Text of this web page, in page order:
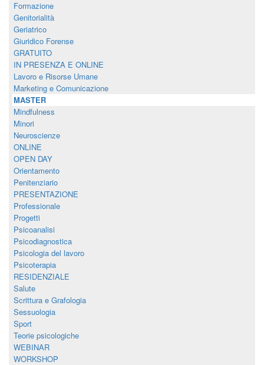
Formazione
Genitorialità
Geriatrico
Giuridico Forense
GRATUITO
IN PRESENZA E ONLINE
Lavoro e Risorse Umane
Marketing e Comunicazione
MASTER
Mindfulness
Minori
Neuroscienze
ONLINE
OPEN DAY
Orientamento
Penitenziario
PRESENTAZIONE
Professionale
Progetti
Psicoanalisi
Psicodiagnostica
Psicologia del lavoro
Psicoterapia
RESIDENZIALE
Salute
Scrittura e Grafologia
Sessuologia
Sport
Teorie psicologiche
WEBINAR
WORKSHOP